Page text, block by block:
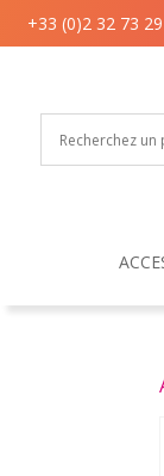
+33 (0)2 32 73